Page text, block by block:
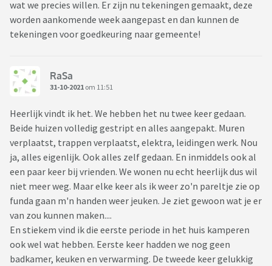
wat we precies willen. Er zijn nu tekeningen gemaakt, deze
worden aankomende week aangepast en dan kunnen de
tekeningen voor goedkeuring naar gemeente!
RaSa
31-10-2021 om 11:51
Heerlijk vindt ik het. We hebben het nu twee keer gedaan.
Beide huizen volledig gestript en alles aangepakt. Muren
verplaatst, trappen verplaatst, elektra, leidingen werk. Nou
ja, alles eigenlijk. Ook alles zelf gedaan. En inmiddels ook al
een paar keer bij vrienden. We wonen nu echt heerlijk dus wil
niet meer weg. Maar elke keer als ik weer zo'n pareltje zie op
funda gaan m'n handen weer jeuken. Je ziet gewoon wat je er
van zou kunnen maken....
En stiekem vind ik die eerste periode in het huis kamperen
ook wel wat hebben. Eerste keer hadden we nog geen
badkamer, keuken en verwarming. De tweede keer gelukkig